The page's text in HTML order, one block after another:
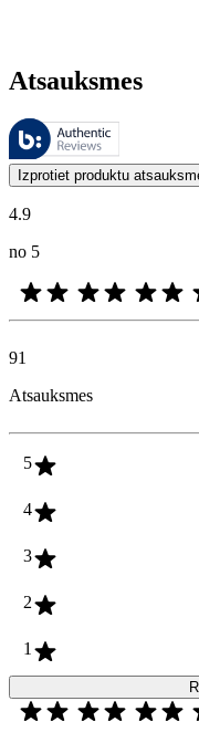
Atsauksmes
Šīs atsauksmes pārvalda
Klientu viedokļi produktu
Izprotiet produktu
4.9
no 5
91
Atsauksmes
5
4
3
2
1